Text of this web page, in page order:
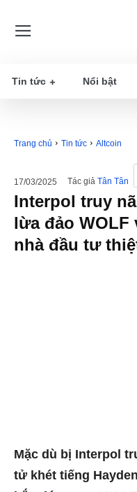
Tin tức Nổi bật
Trang chủ Tin tức Altcoin
17/03/2025 Tác giả Tân Tân
Interpol truy
lừa đảo WOLF
nhà đầu tư
Mặc dù bị Interpol
tử khét tiếng